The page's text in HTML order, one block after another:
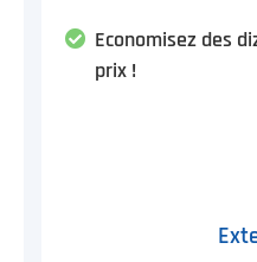
Economisez des
prix !